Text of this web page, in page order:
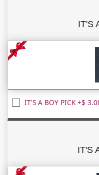
IT'S
IT'S A BOY PICK +$
IT'S